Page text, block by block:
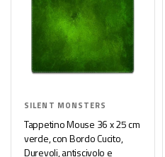
SILENT MONSTERS
Tappetino Mouse 36 x 25 cm
verde, con Bordo Cucito,
Durevoli, antiscivolo e